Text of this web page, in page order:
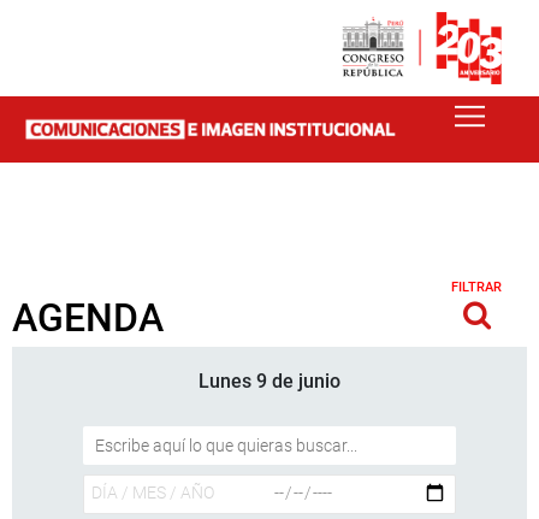
AGENDA
FILTRAR
Lunes 9 de junio